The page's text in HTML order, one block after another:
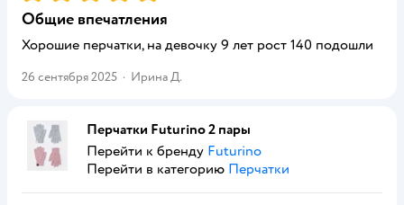
Общие впечатления
Хорошие перчатки, на девочку 9 лет рост 140 подошли
26 сентября 2025 · Ирина Д.
Перчатки Futurino 2 пары
Перейти к бренду Futurino
Перейти в категорию Перчатки